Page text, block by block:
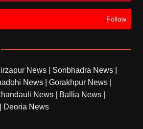
Follow
News Sonbhadra News
News Gorakhpur News
News Ballia News
Deoria News